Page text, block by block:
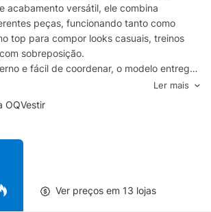
acabamento versátil, ele combina
peças, funcionando tanto como
top para compor looks casuais, treinos
sobreposição.
e fácil de coordenar, o modelo entrega
o corpo sem abrir mão da liberdade
para usar sob camisetas, blusas e
uma sensação agradável em
se adapta a diversas rotinas, do trabalho
e funcionalidade em um top feminino que
Ler mais
OQVestir
Ver preços em 13 lojas